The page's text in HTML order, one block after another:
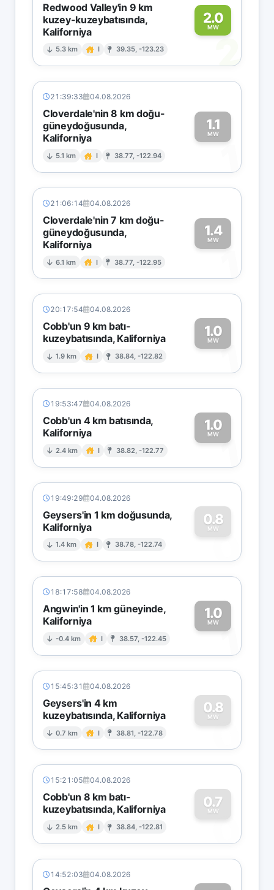
Redwood Valley'in 9 km
kuzey-kuzeybatısında,
Kaliforniya
5.3 km I 39.35, -123.23
2.0
MW
2
21:39:33 04.08.2026
Cloverdale'nin 8 km doğu-
güneydoğusunda,
Kaliforniya
5.1 km I 38.77, -122.94
1.1
MW
1
21:06:14 04.08.2026
Cloverdale'nin 7 km doğu-
güneydoğusunda,
Kaliforniya
6.1 km I 38.77, -122.95
1.4
MW
1
20:17:54 04.08.2026
Cobb'un 9 km batı-
kuzeybatısında, Kaliforniya
1.9 km I 38.84, -122.82
1.0
MW1
19:53:47 04.08.2026
Cobb'un 4 km batısında,
Kaliforniya
2.4 km I 38.82, -122.77
1.0
MW1
19:49:29 04.08.2026
Geysers'in 1 km doğusunda,
Kaliforniya
1.4 km I 38.78, -122.74
0.8
MW
0
18:17:58 04.08.2026
Angwin'in 1 km güneyinde,
Kaliforniya
-0.4 km I 38.57, -122.45
1.0
MW1
15:45:31 04.08.2026
Geysers'in 4 km
kuzeybatısında, Kaliforniya
0.7 km I 38.81, -122.78
0.8
MW
0
15:21:05 04.08.2026
Cobb'un 8 km batı-
kuzeybatısında, Kaliforniya
2.5 km I 38.84, -122.81
0.7
MW
0
14:52:03 04.08.2026